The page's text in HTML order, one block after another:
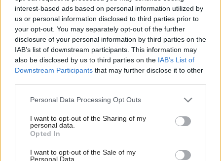
interest-based ads based on personal information utilized by
us or personal information disclosed to third parties prior to
your opt-out. You may separately opt-out of the further
disclosure of your personal information by third parties on the
IAB’s list of downstream participants. This information may
also be disclosed by us to third parties on the IAB’s List of
Downstream Participants that may further disclose it to other
Please note that this website/app uses one or more Google
not limited to your visit or usage behaviour. You may click to
grant or deny consent to Google and its third-party tags to
use your data for below specified purposes in below Google
consent section.
Personal Data Processing Opt Outs
I want to opt-out of the Sharing of my
personal data.
Opted In
I want to opt-out of the Sale of my
Personal Data.
Najnovšie príspevky
stačil jeden prvok | Môjdom.sk
My napríklad labky utierame hneď pri dverách a doma pred dvere
používame tyčový ETA Terier…
Re: Takto sa rieši málo úložného miesta. V tomto byte
stačil jeden prvok | Môjdom.sk
Ale vždy, keď…